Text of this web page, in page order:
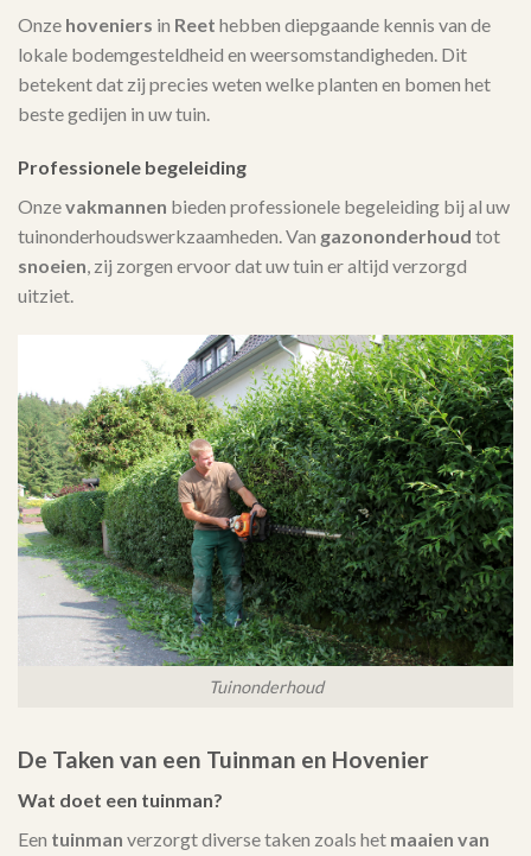
Onze hoveniers in Reet hebben diepgaande kennis van de
lokale bodemgesteldheid en weersomstandigheden. Dit
betekent dat zij precies weten welke planten en bomen het
beste gedijen in uw tuin.
Professionele begeleiding
Onzevakmannen bieden professionele begeleiding bij al uw
tuinonderhoudswerkzaamheden. Van gazononderhoud tot
snoeien, zij zorgen ervoor dat uw tuin er altijd verzorgd
uitziet.
Tuinonderhoud
De Taken van een Tuinman en Hovenier
Wat doet een tuinman?
Een tuinman verzorgt diverse taken zoals het maaien van